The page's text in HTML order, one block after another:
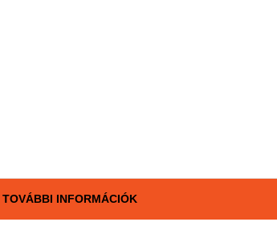
TOVÁBBI INFORMÁCIÓK